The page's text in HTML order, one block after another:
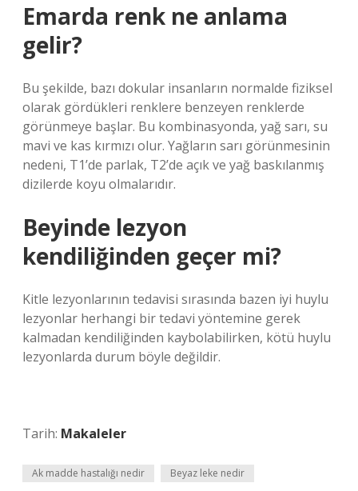
Emarda renk ne anlama
gelir?
Bu şekilde, bazı dokular insanların normalde fiziksel
olarak gördükleri renklere benzeyen renklerde
görünmeye başlar. Bu kombinasyonda, yağ sarı, su
mavi ve kas kırmızı olur. Yağların sarı görünmesinin
nedeni, T1’de parlak, T2’de açık ve yağ baskılanmış
dizilerde koyu olmalarıdır.
Beyinde lezyon
kendiliğinden geçer mi?
Kitle lezyonlarının tedavisi sırasında bazen iyi huylu
lezyonlar herhangi bir tedavi yöntemine gerek
kalmadan kendiliğinden kaybolabilirken, kötü huylu
lezyonlarda durum böyle değildir.
Tarih: Makaleler
Ak madde hastalığı nedir Beyaz leke nedir